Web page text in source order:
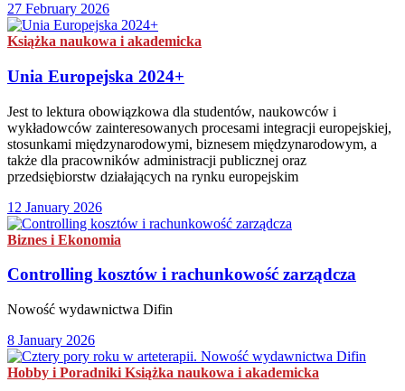
27 February 2026
Książka naukowa i akademicka
Unia Europejska 2024+
Jest to lektura obowiązkowa dla studentów, naukowców i
wykładowców zainteresowanych procesami integracji europejskiej,
stosunkami międzynarodowymi, biznesem międzynarodowym, a
także dla pracowników administracji publicznej oraz
przedsiębiorstw działających na rynku europejskim
12 January 2026
Biznes i Ekonomia
Controlling kosztów i rachunkowość zarządcza
Nowość wydawnictwa Difin
8 January 2026
Hobby i Poradniki Książka naukowa i akademicka